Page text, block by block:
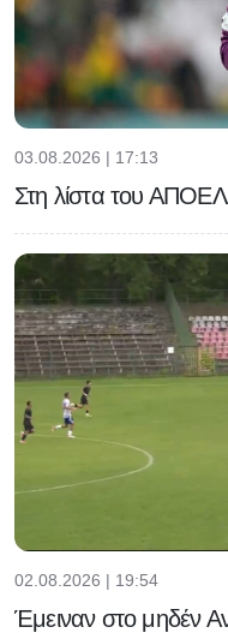
03.08.2026 | 17:13
Στη λίστα του ΑΠΟΕΛ
02.08.2026 | 19:54
Έμειναν στο μηδέν